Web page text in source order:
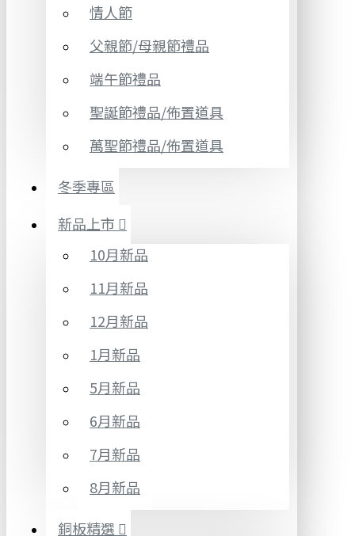
情人節
父親節/母親節禮品
端午節禮品
聖誕節禮品/佈置道具
萬聖節禮品/佈置道具
冬季專區
新品上市
10月新品
11月新品
12月新品
1月新品
5月新品
6月新品
7月新品
8月新品
銅板精選